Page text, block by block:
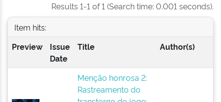
Results 1-1 of 1 (Search time: 0.001 seconds).
Item hits:
Preview
Issue
Date
Title Author(s)
Menção honrosa 2:
Rastreamento do